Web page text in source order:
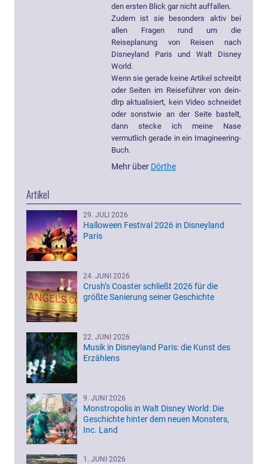
den ersten Blick gar nicht auffallen.
Zudem ist sie besonders aktiv bei
allen Fragen rund um die
Reiseplanung von Reisen nach
Disneyland Paris und Walt Disney
World.
Wenn sie gerade keine Artikel schreibt
oder Seiten im Reiseführer von dein-
dlrp aktualisiert, kein Video schneidet
oder sonstwie an der Seite bastelt,
dann stecke ich meine Nase
vermutlich gerade in ein Imagineering-
Buch.
Mehr über Dörthe
Artikel
29. JULI 2026
Halloween Festival 2026 in Disneyland
Paris
24. JUNI 2026
Crush’s Coaster schließt 2026 für die
größte Sanierung seiner Geschichte
22. JUNI 2026
Musik in Disneyland Paris: die Kunst des
Erzählens
9. JUNI 2026
Monstropolis in Walt Disney World: Die
Geschichte hinter dem neuen Monsters,
Inc. Land
1. JUNI 2026